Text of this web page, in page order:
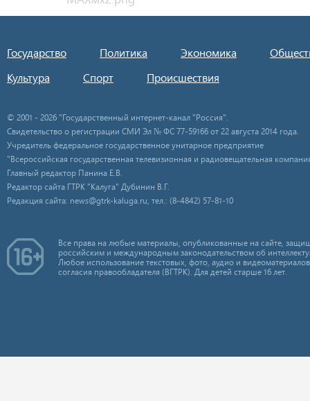
Государство Политика Экономика
Культура
Спорт Происшествия
© 2001 - 2026 "Государственный интернет-канал "Россия".
Свидетельство о регистрации СМИ Эл № ФС 77-59166 от 22 августа 2014 года.
Учредитель федеральное государственное унитарное предприятие
"Всероссийская государственная телевизионная и радиовещательная
Главный редактор Панина Е.В.
Редактор сайта ГТРК "Калуга" Дубинин В.Г.
Редакция сайта: news@gtrk-kaluga.ru, тел.: (8-4842) 57-81-10
Все права на любые материалы, опубликованные на сайте,
российским и международным законодательством об
Любое использование текстовых, фото, аудио и
согласия правообладателя (ВГТРК). Для детей старше 16 лет.